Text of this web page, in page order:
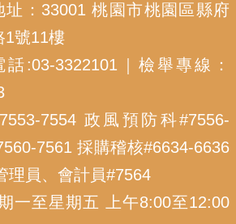
址：33001 桃園市桃園區縣府
1號11樓
話:03-3322101｜檢舉專線：
7554 政風預防科#7556-
7561 採購稽核#6634-6636
理員、會計員#7564
一至星期五 上午8:00至12:00